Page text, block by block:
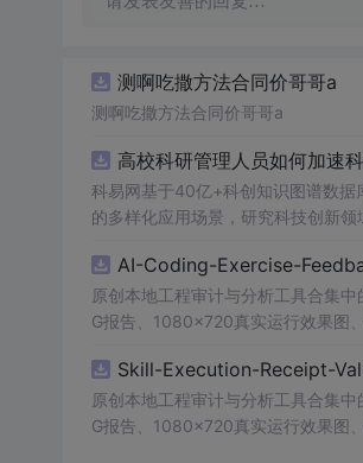
测啊吃撒方法合同价哥哥a
测啊吃撒方法合同价哥哥a
高校科研管理人员如何加速
科易网基于40亿+科创知识图谱数据
的多样化应用场景，研究科技创新
AI-Coding-Exercise-
原创本地工程审计与分析工具合集
G报告、1080×720真实运行效果图
源码、Logo、官方截图、论文、生
Skill-Execution-Receipt-
原创本地工程审计与分析工具合集
G报告、1080×720真实运行效果图